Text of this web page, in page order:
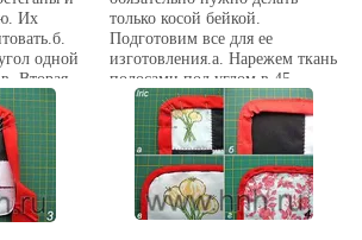
Их
одной
Вторая
с
и
только косой бейкой.
Подготовим все для ее
изготовления.а. Нарежем ткань
полосами под углом в 45
градусов к направлению к
долевой нити. Ширину полосы
рекомендую подобрать заранее,
в зависимости от того, какой
ширины окантовку вы хотите
получить, и какой толщины
изделие, которое вы